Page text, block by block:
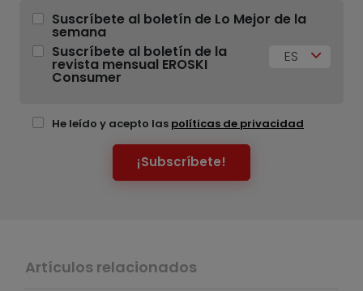
Suscríbete al boletín de Lo Mejor de la
semana
Suscríbete al boletín de la
revista mensual EROSKI
Consumer
ES
He leído y acepto las políticas de privacidad
¡Subscríbete!
Artículos relacionados